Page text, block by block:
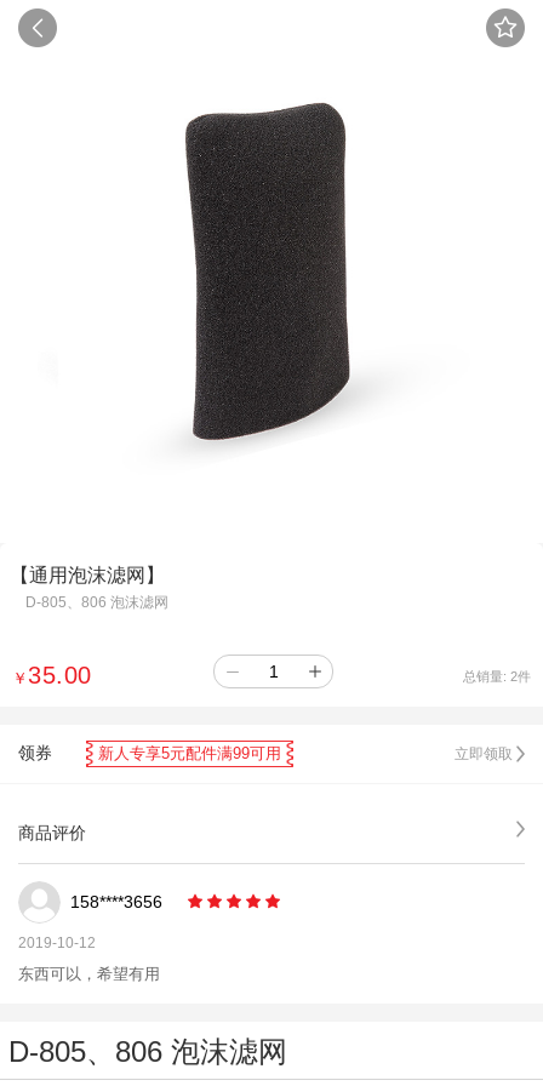
【通用泡沫滤网】
D-805、806 泡沫滤网
￥ 35.00 总销量: 2件
领券 新人专享5元配件满99可用 立即领取
商品评价
158****3656
2019-10-12
东西可以，希望有用
D-805、806 泡沫滤网